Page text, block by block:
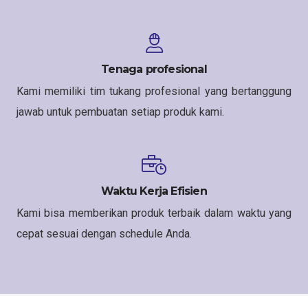
Tenaga profesional
Kami memiliki tim tukang profesional yang bertanggung
jawab untuk pembuatan setiap produk kami.
Waktu Kerja Efisien
Kami bisa memberikan produk terbaik dalam waktu yang
cepat sesuai dengan schedule Anda.